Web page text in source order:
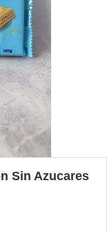
Sin Azucares